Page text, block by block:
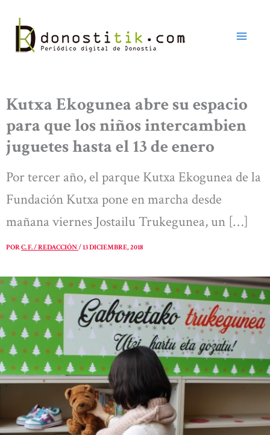
contenido
Kutxa Ekogunea abre su espacio
para que los niños intercambien
juguetes hasta el 13 de enero
Por tercer año, el parque Kutxa Ekogunea de la
Fundación Kutxa pone en marcha desde
mañana viernes Jostailu Trukegunea, un […]
PORC. F. / REDACCIÓN/13 DICIEMBRE, 2018